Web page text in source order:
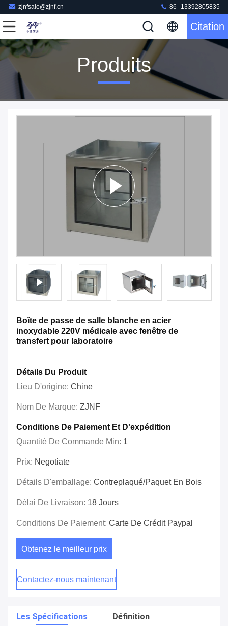
zjnfsale@zjnf.cn 86--13392805835
Citation
Produits
Boîte de passe de salle blanche en acier
inoxydable 220V médicale avec fenêtre de
transfert pour laboratoire
Détails Du Produit
Lieu D'origine: Chine
Nom De Marque: ZJNF
Conditions De Paiement Et D'expédition
Quantité De Commande Min: 1
Prix: Negotiate
Détails D'emballage: Contreplaqué/paquet En Bois
Délai De Livraison: 18 Jours
Conditions De Paiement: Carte De Crédit Paypal
Obtenez le meilleur prix
Contactez-nous maintenant
Les Spécifications Définition